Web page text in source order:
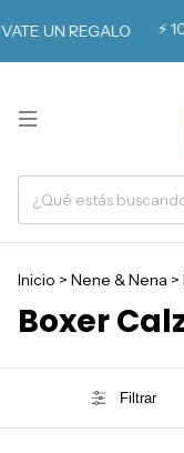
UN REGALO ⚡️
Inicio > Nene & Nena >
Boxer
Filtrar